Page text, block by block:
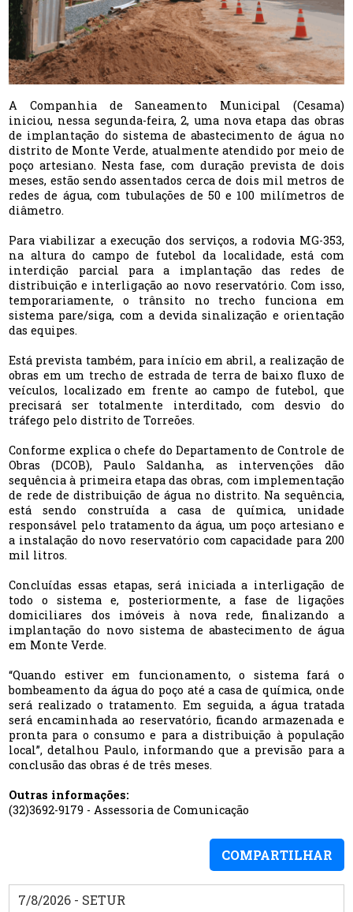
A Companhia de Saneamento Municipal (Cesama)
iniciou, nessa segunda-feira, 2, uma nova etapa das obras
de implantação do sistema de abastecimento de água no
distrito de Monte Verde, atualmente atendido por meio de
poço artesiano. Nesta fase, com duração prevista de dois
meses, estão sendo assentados cerca de dois mil metros de
redes de água, com tubulações de 50 e 100 milímetros de
diâmetro.
Para viabilizar a execução dos serviços, a rodovia MG-353,
na altura do campo de futebol da localidade, está com
interdição parcial para a implantação das redes de
distribuição e interligação ao novo reservatório. Com isso,
temporariamente, o trânsito no trecho funciona em
sistema pare/siga, com a devida sinalização e orientação
das equipes.
Está prevista também, para início em abril, a realização de
obras em um trecho de estrada de terra de baixo fluxo de
veículos, localizado em frente ao campo de futebol, que
precisará ser totalmente interditado, com desvio do
tráfego pelo distrito de Torreões.
Conforme explica o chefe do Departamento de Controle de
Obras (DCOB), Paulo Saldanha, as intervenções dão
sequência à primeira etapa das obras, com implementação
de rede de distribuição de água no distrito. Na sequência,
está sendo construída a casa de química, unidade
responsável pelo tratamento da água, um poço artesiano e
a instalação do novo reservatório com capacidade para 200
mil litros.
Concluídas essas etapas, será iniciada a interligação de
todo o sistema e, posteriormente, a fase de ligações
domiciliares dos imóveis à nova rede, finalizando a
implantação do novo sistema de abastecimento de água
em Monte Verde.
“Quando estiver em funcionamento, o sistema fará o
bombeamento da água do poço até a casa de química, onde
será realizado o tratamento. Em seguida, a água tratada
será encaminhada ao reservatório, ficando armazenada e
pronta para o consumo e para a distribuição à população
local”, detalhou Paulo, informando que a previsão para a
conclusão das obras é de três meses.
Outras informações:
(32)3692-9179 - Assessoria de Comunicação
COMPARTILHAR
7/8/2026 - SETUR